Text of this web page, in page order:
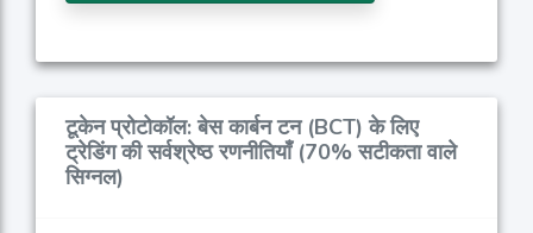
टूकेन प्रोटोकॉल: बेस कार्बन टन (BCT) के लिए
ट्रेडिंग की सर्वश्रेष्ठ रणनीतियाँ (70% सटीकता वाले
सिग्नल)